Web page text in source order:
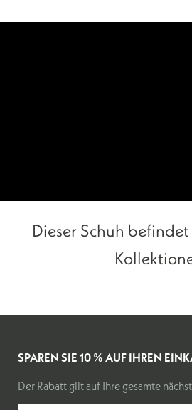
Dieser Schuh
SPAREN SIE 10 % AUF IHREN
Der Rabatt gilt auf Ihre gesamte